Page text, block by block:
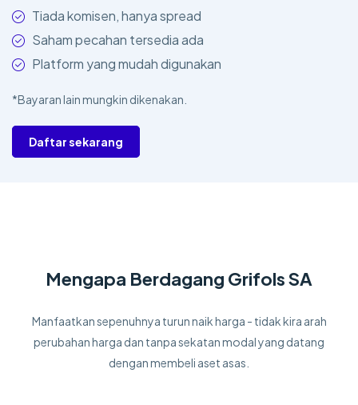
Tiada komisen, hanya spread
Saham pecahan tersedia ada
Platform yang mudah digunakan
*Bayaran lain mungkin dikenakan.
Daftar sekarang
Mengapa Berdagang Grifols SA
Manfaatkan sepenuhnya turun naik harga - tidak kira arah
perubahan harga dan tanpa sekatan modal yang datang
dengan membeli aset asas.